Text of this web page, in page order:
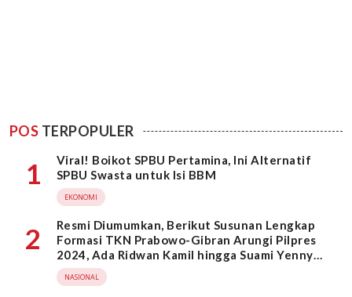
POS TERPOPULER
1
Viral! Boikot SPBU Pertamina, Ini Alternatif
SPBU Swasta untuk Isi BBM
EKONOMI
2
Resmi Diumumkan, Berikut Susunan Lengkap
Formasi TKN Prabowo-Gibran Arungi Pilpres
2024, Ada Ridwan Kamil hingga Suami Yenny
Wahid
NASIONAL